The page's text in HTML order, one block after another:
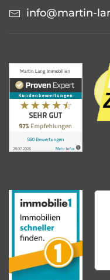
info@martin-